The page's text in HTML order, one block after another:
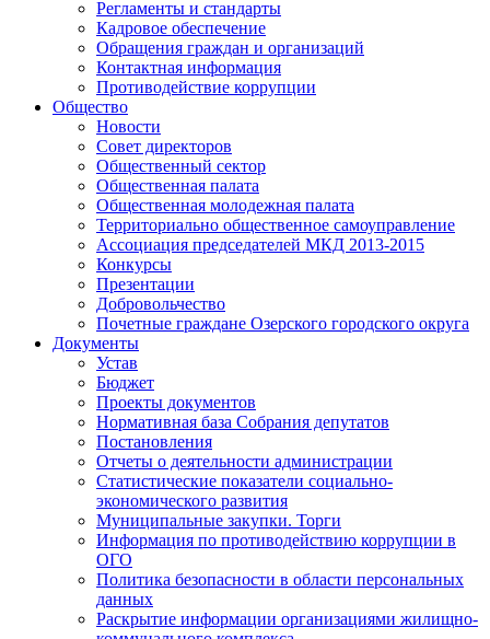
Регламенты и стандарты
Кадровое обеспечение
Обращения граждан и организаций
Контактная информация
Противодействие коррупции
Общество
Новости
Совет директоров
Общественный сектор
Общественная палата
Общественная молодежная палата
Территориально общественное самоуправление
Ассоциация председателей МКД 2013-2015
Конкурсы
Презентации
Добровольчество
Почетные граждане Озерского городского округа
Документы
Устав
Бюджет
Проекты документов
Нормативная база Собрания депутатов
Постановления
Отчеты о деятельности администрации
Статистические показатели социально-
экономического развития
Муниципальные закупки. Торги
Информация по противодействию коррупции в
ОГО
Политика безопасности в области персональных
данных
Раскрытие информации организациями жилищно-